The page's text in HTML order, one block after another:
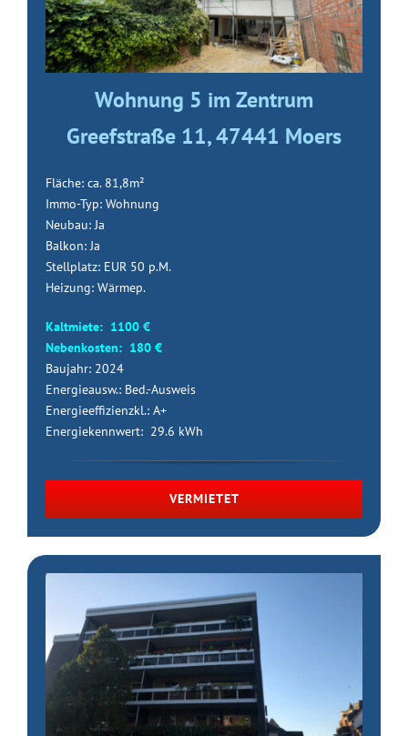
Wohnung 5 im Zentrum
Greefstraße 11, 47441 Moers
Fläche: ca. 81,8m²
Immo-Typ: Wohnung
Neubau: Ja
Balkon: Ja
Stellplatz: EUR 50 p.M.
Heizung: Wärmep.
Kaltmiete: 1100 €
Nebenkosten: 180 €
Baujahr: 2024
Energieausw.: Bed.-Ausweis
Energieeffizienzkl.: A+
Energiekennwert: 29.6 kWh
VERMIETET